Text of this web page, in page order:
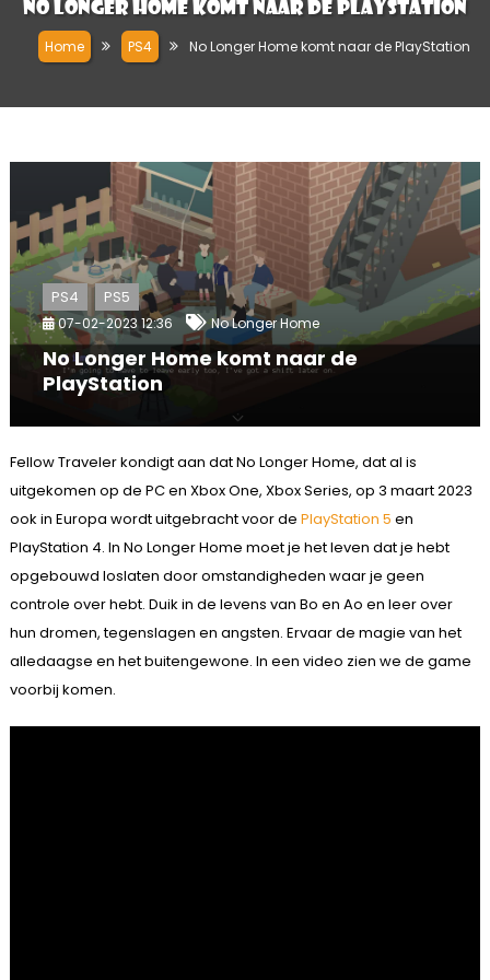
No Longer Home komt naar de PlayStation
Home PS4 No Longer Home komt naar de PlayStation
PS4 PS5
07-02-2023 12:36 No Longer Home
No Longer Home komt naar de
PlayStation
Fellow Traveler kondigt aan dat No Longer Home, dat al is
uitgekomen op de PC en Xbox One, Xbox Series, op 3 maart 2023
ook in Europa wordt uitgebracht voor de PlayStation 5 en
PlayStation 4. In No Longer Home moet je het leven dat je hebt
opgebouwd loslaten door omstandigheden waar je geen
controle over hebt. Duik in de levens van Bo en Ao en leer over
hun dromen, tegenslagen en angsten. Ervaar de magie van het
alledaagse en het buitengewone. In een video zien we de game
voorbij komen.